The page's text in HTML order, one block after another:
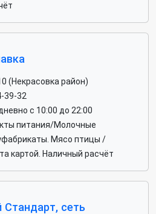
(Некрасовка район)
39-32
с 10:00 до 22:00
питания/Молочные
Мясо птицы /
картой. Наличный расчёт
сеть